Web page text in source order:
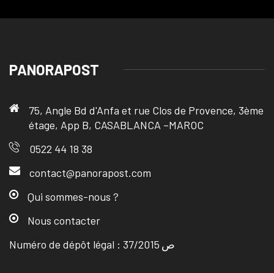
PANORAPOST
75, Angle Bd d'Anfa et rue Clos de Provence, 3ème
étage, App B, CASABLANCA –MAROC
0522 44 18 38
contact@panorapost.com
Qui sommes-nous ?
Nous contacter
Numéro de dépôt légal : ص 37/2015